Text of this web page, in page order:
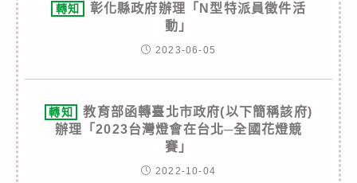
轉知
彰化縣政府辦理「N型特派員徵件活
動」
2023-06-05
轉知
教育部函轉臺北市政府(以下簡稱該府)
辦理「2023台灣燈會在台北─全國花燈競
賽」
2022-10-04